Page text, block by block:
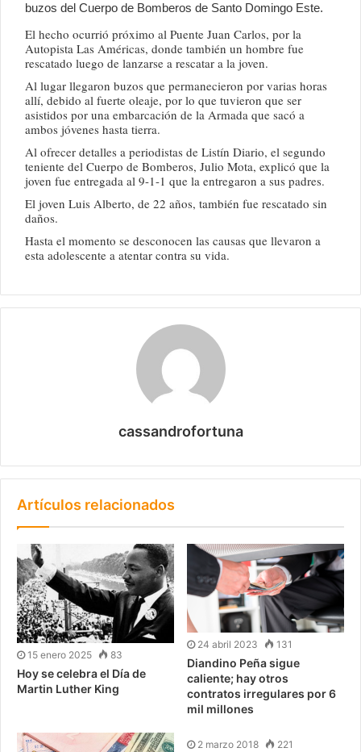
buzos del Cuerpo de Bomberos de Santo Domingo Este.
El hecho ocurrió próximo al Puente Juan Carlos, por la
Autopista Las Américas, donde también un hombre fue
rescatado luego de lanzarse a rescatar a la joven.
Al lugar llegaron buzos que permanecieron por varias horas
allí, debido al fuerte oleaje, por lo que tuvieron que ser
asistidos por una embarcación de la Armada que sacó a
ambos jóvenes hasta tierra.
Al ofrecer detalles a periodistas de Listín Diario, el segundo
teniente del Cuerpo de Bomberos, Julio Mota, explicó que la
joven fue entregada al 9-1-1 que la entregaron a sus padres.
El joven Luis Alberto, de 22 años, también fue rescatado sin
daños.
Hasta el momento se desconocen las causas que llevaron a
esta adolescente a atentar contra su vida.
cassandrofortuna
Artículos relacionados
15 enero 2025 83
Hoy se celebra el Día de
Martin Luther King
24 abril 2023 131
Diandino Peña sigue
caliente; hay otros
contratos irregulares por 6
mil millones
2 marzo 2018 221